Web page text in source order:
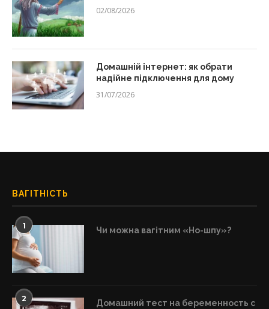
02/08/2026
Домашній інтернет: як обрати
надійне підключення для дому
31/07/2026
ВАГІТНІСТЬ
1 Чи можна вагітним «Но-шпу»?
2
Домашний тест на беременность с